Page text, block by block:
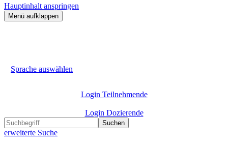
Hauptinhalt anspringen
Menü aufklappen
Sprache auswählen
Login Teilnehmende
Login Dozierende
Suchen
erweiterte Suche